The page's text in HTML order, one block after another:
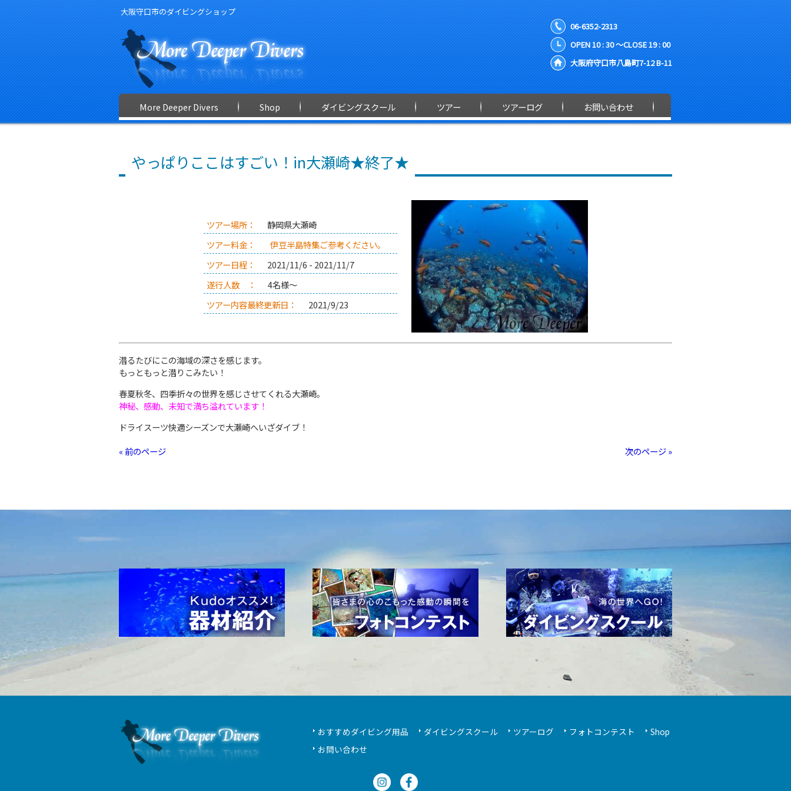
大阪守口市のダイビングショップ
06-6352-2313
OPEN 10 : 30 ～CLOSE 19 : 00
大阪府守口市八島町7-12 B-11
More Deeper Divers Shop ダイビングスクール ツアー ツアーログ お問い合わせ
やっぱりここはすごい！in大瀬崎★終了★
ツアー場所：
静岡県大瀬崎
ツアー料金：
伊豆半島特集ご参考ください。
ツアー日程：
2021/11/6 - 2021/11/7
遂行人数 ：
4名様～
ツアー内容最終更新日：
2021/9/23
潜るたびにこの海域の深さを感じます。
もっともっと潜りこみたい！
春夏秋冬、四季折々の世界を感じさせてくれる大瀬崎。
神秘、感動、未知で満ち溢れています！
ドライスーツ快適シーズンで大瀬崎へいざダイブ！
« 前のページ
次のページ »
おすすめダイビング用品 ダイビングスクール ツアーログ フォトコンテスト
Shop
お問い合わせ